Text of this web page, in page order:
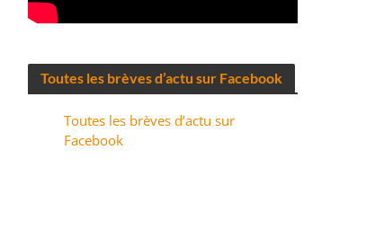
Toutes les brèves d’actu sur Facebook
Toutes les brèves d’actu sur
Facebook